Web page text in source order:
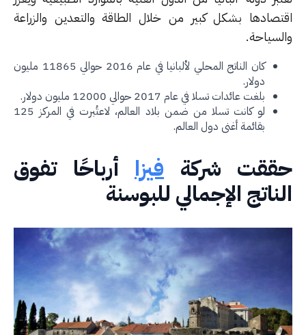
بشكل كبير من خلال الطاقة والتعدين والزراعة
كان الناتج المحلي لألبانيا في عام 2016 حوالي 11865 مليون
بلغت عائدات تسلا في عام 2017 حوالي 12000 مليون دولار.
لو كانت تسلا من ضمن بلاد العالم، لاعتُبرت في المركز 125
بقائمة أغنى دول العالم.
شركةفيزاأرباحًا تفوق
الإجمالي للبوسنة